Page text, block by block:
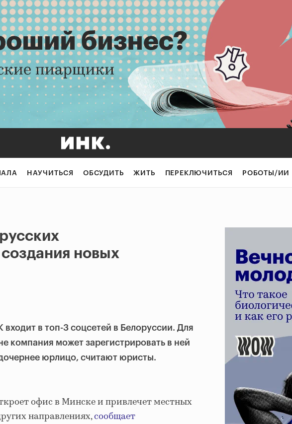
НАУЧИТЬСЯ ОБСУДИТЬ ЖИТЬ ПЕРЕКЛЮЧИТЬСЯ РОБОТЫ/ИИ
новых
входит в топ-3 соцсетей в Белоруссии. Для
компания может зарегистрировать в ней
юрлицо, считают юристы.
офис в Минске и привлечет местных
направлениях,сообщает